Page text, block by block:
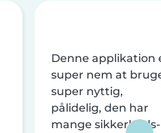
Denne applikation
super nem at
super nyttig,
pålidelig, den har
mange sikkerheds-